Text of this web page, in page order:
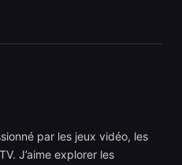
par les jeux vidéo, les
J’aime explorer les